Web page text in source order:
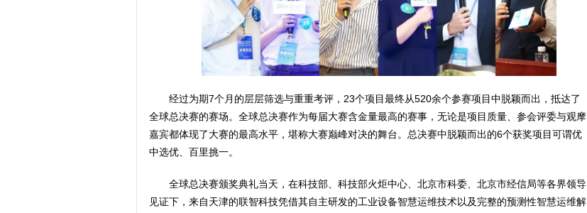
经过为期7个月的层层筛选与重重考评，23个项目最终从520余个参赛项目中脱颖而出，抵达了
全球总决赛的赛场。全球总决赛作为每届大赛含金量最高的赛事，无论是项目质量、参会评委与观摩
嘉宾都体现了大赛的最高水平，堪称大赛巅峰对决的舞台。总决赛中脱颖而出的6个获奖项目可谓优
中选优、百里挑一。
全球总决赛颁奖典礼当天，在科技部、科技部火炬中心、北京市科委、北京市经信局等各界领导
见证下，来自天津的联智科技凭借其自主研发的工业设备智慧运维技术以及完整的预测性智慧运维解